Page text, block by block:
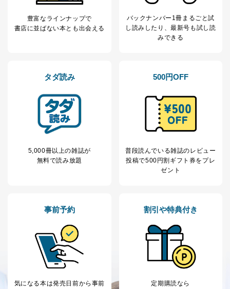
豊富なラインナップで
書店に並ばない本とも出会える
バックナンバー1冊まるごと試
し読み したり、最新号も試し読
みできる
タダ読み
5,000冊以上の雑誌が
無料で読み放題
500円OFF
普段読んでいる雑誌のレビュー
投稿で500円割ギフト券をプレ
ゼント
事前予約
気になる本は発売日前から事前
割引や特典付き
定期購読なら